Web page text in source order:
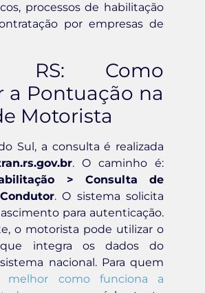
processos de habilitação
por empresas de
RS: Como
a Pontuação na
Motorista
Sul, a consulta é realizada
. O caminho é:
> Consulta de
. O sistema solicita
para autenticação.
o motorista pode utilizar o
que integra os dados do
nacional. Para quem
melhor como funciona a